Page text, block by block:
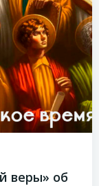
веры» об